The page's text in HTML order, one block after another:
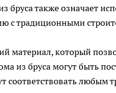
бруса также означает
с традиционными
материал, который
из бруса могут быть
соответствовать любым